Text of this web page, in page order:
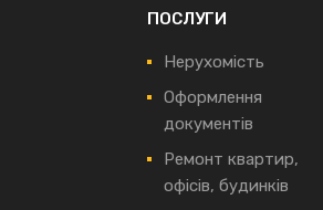
ПОСЛУГИ
Нерухомість
Оформлення
документів
Ремонт квартир,
офісів, будинків